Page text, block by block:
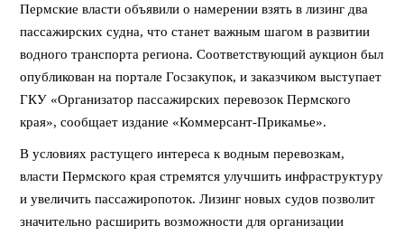
Пермские власти объявили о намерении взять в лизинг два
пассажирских судна, что станет важным шагом в развитии
водного транспорта региона. Соответствующий аукцион был
опубликован на портале Госзакупок, и заказчиком выступает
ГКУ «Организатор пассажирских перевозок Пермского
края», сообщает издание «Коммерсант-Прикамье».
В условиях растущего интереса к водным перевозкам,
власти Пермского края стремятся улучшить инфраструктуру
и увеличить пассажиропоток. Лизинг новых судов позволит
значительно расширить возможности для организации